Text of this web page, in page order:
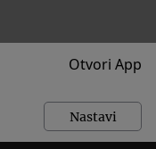
Otvori App
Nastavi